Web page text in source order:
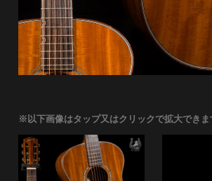
※以下画像はタップ又はクリックで拡大できま